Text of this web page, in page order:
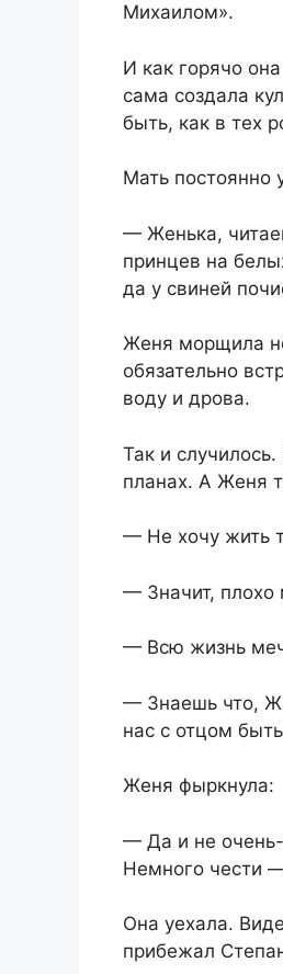
Михаилом».
И как горячо
сама создала
быть, как в тех
Мать постоянно
— Женька,
принцев на
да у свиней
Женя морщила
обязательно
воду и дрова.
Так и
планах. А Женя
— Не хочу жить
— Значит,
— Всю жизнь
— Знаешь что,
нас с отцом
Женя фыркнула:
— Да и не очень-
Немного чести
Она уехала.
прибежал